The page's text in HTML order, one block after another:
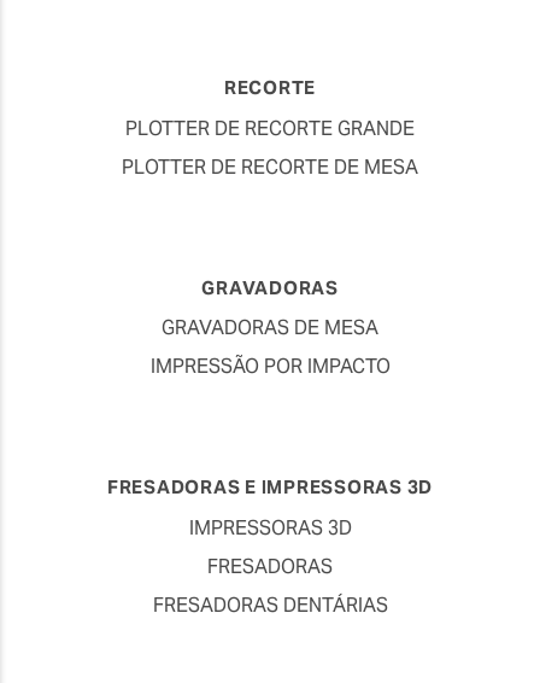
RECORTE
PLOTTER DE RECORTE GRANDE
PLOTTER DE RECORTE DE MESA
GRAVADORAS
GRAVADORAS DE MESA
IMPRESSÃO POR IMPACTO
FRESADORAS E IMPRESSORAS 3D
IMPRESSORAS 3D
FRESADORAS
FRESADORAS DENTÁRIAS